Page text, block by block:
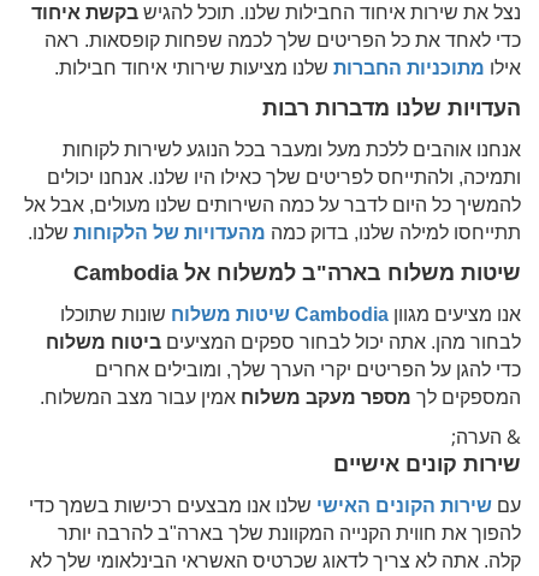
נצל את שירות איחוד החבילות שלנו. תוכל להגיש בקשת איחוד
כדי לאחד את כל הפריטים שלך לכמה שפחות קופסאות. ראה
אילו מתוכניות החברות שלנו מציעות שירותי איחוד חבילות.
העדויות שלנו מדברות רבות
אנחנו אוהבים ללכת מעל ומעבר בכל הנוגע לשירות לקוחות
ותמיכה, ולהתייחס לפריטים שלך כאילו היו שלנו. אנחנו יכולים
להמשיך כל היום לדבר על כמה השירותים שלנו מעולים, אבל אל
תתייחסו למילה שלנו, בדוק כמה מהעדויות של הלקוחות שלנו.
שיטות משלוח בארה"ב למשלוח אל Cambodia
אנו מציעים מגוון Cambodia שיטות משלוח שונות שתוכלו
לבחור מהן. אתה יכול לבחור ספקים המציעים ביטוח משלוח
כדי להגן על הפריטים יקרי הערך שלך, ומובילים אחרים
המספקים לך מספר מעקב משלוח אמין עבור מצב המשלוח.
& הערה;
שירות קונים אישיים
עם שירות הקונים האישי שלנו אנו מבצעים רכישות בשמך כדי
להפוך את חווית הקנייה המקוונת שלך בארה"ב להרבה יותר
קלה. אתה לא צריך לדאוג שכרטיס האשראי הבינלאומי שלך לא